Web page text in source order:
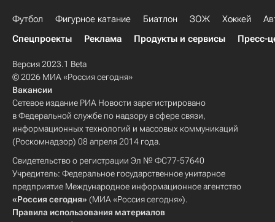
Футбол Фигурное катание Биатлон ЗОЖ Хоккей
Спецпроекты
Реклама Продукты и сервисы Пресс-
Версия 2023.1 Beta
© 2026 МИА «Россия сегодня»
Вакансии
Сетевое издание РИА Новости зарегистрировано
в Федеральной службе по надзору в сфере связи,
информационных технологий и массовых коммуникаций
(Роскомнадзор) 08 апреля 2014 года.
Свидетельство о регистрации Эл № ФС77-57640
Учредитель: Федеральное государственное унитарное
предприятие Международное информационное агентство
«Россия сегодня» (МИА «Россия сегодня»).
Правила использования материалов